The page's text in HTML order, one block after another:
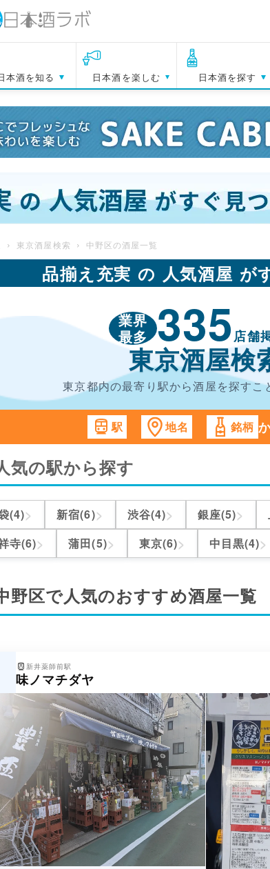
本酒を知る 日本酒を楽しむ 日本酒を探す
東京酒屋検索 中野区の酒屋一覧
品揃え充実 の 人気酒屋 が
業界
最多 335店舗
東京酒屋検
東京都内の最寄り駅から酒屋を探すこ
駅 地名 銘柄
気の駅から探す
(4)> 新宿(6)> 渋谷(4)> 銀座(5)>
寺(6)> 蒲田(5)> 東京(6)> 中目黒(4)>
野区で人気のおすすめ酒屋一覧
新井薬師前駅
味ノマチダヤ